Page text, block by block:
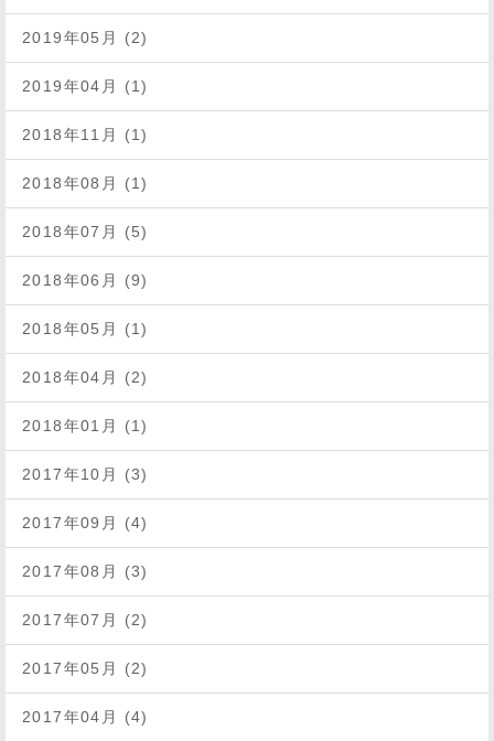
2019年05月 (2)
2019年04月 (1)
2018年11月 (1)
2018年08月 (1)
2018年07月 (5)
2018年06月 (9)
2018年05月 (1)
2018年04月 (2)
2018年01月 (1)
2017年10月 (3)
2017年09月 (4)
2017年08月 (3)
2017年07月 (2)
2017年05月 (2)
2017年04月 (4)